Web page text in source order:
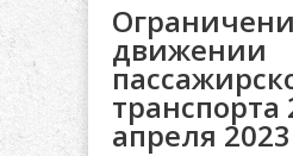
движении
транспорта
апреля